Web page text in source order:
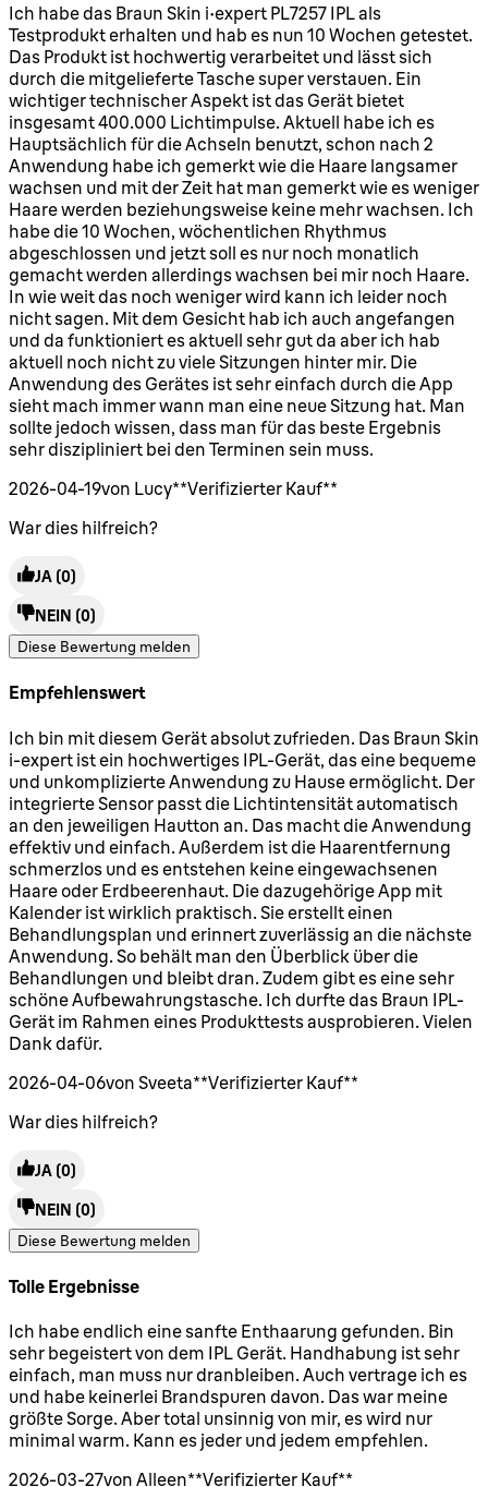
4 Sterne von maximal 5
Ich habe das Braun Skin i·expert PL7257 IPL als
Testprodukt erhalten und hab es nun 10 Wochen getestet.
Das Produkt ist hochwertig verarbeitet und lässt sich
durch die mitgelieferte Tasche super verstauen. Ein
wichtiger technischer Aspekt ist das Gerät bietet
insgesamt 400.000 Lichtimpulse. Aktuell habe ich es
Hauptsächlich für die Achseln benutzt, schon nach 2
Anwendung habe ich gemerkt wie die Haare langsamer
wachsen und mit der Zeit hat man gemerkt wie es weniger
Haare werden beziehungsweise keine mehr wachsen. Ich
habe die 10 Wochen, wöchentlichen Rhythmus
abgeschlossen und jetzt soll es nur noch monatlich
gemacht werden allerdings wachsen bei mir noch Haare.
In wie weit das noch weniger wird kann ich leider noch
nicht sagen. Mit dem Gesicht hab ich auch angefangen
und da funktioniert es aktuell sehr gut da aber ich hab
aktuell noch nicht zu viele Sitzungen hinter mir. Die
Anwendung des Gerätes ist sehr einfach durch die App
sieht mach immer wann man eine neue Sitzung hat. Man
sollte jedoch wissen, dass man für das beste Ergebnis
sehr diszipliniert bei den Terminen sein muss.
2026-04-19von Lucy**Verifizierter Kauf**
War dies hilfreich?
JA (0)
NEIN (0)
Diese Bewertung melden
Empfehlenswert
5 Sterne von maximal 5
Ich bin mit diesem Gerät absolut zufrieden. Das Braun Skin
i-expert ist ein hochwertiges IPL-Gerät, das eine bequeme
und unkomplizierte Anwendung zu Hause ermöglicht. Der
integrierte Sensor passt die Lichtintensität automatisch
an den jeweiligen Hautton an. Das macht die Anwendung
effektiv und einfach. Außerdem ist die Haarentfernung
schmerzlos und es entstehen keine eingewachsenen
Haare oder Erdbeerenhaut. Die dazugehörige App mit
Kalender ist wirklich praktisch. Sie erstellt einen
Behandlungsplan und erinnert zuverlässig an die nächste
Anwendung. So behält man den Überblick über die
Behandlungen und bleibt dran. Zudem gibt es eine sehr
schöne Aufbewahrungstasche. Ich durfte das Braun IPL-
Gerät im Rahmen eines Produkttests ausprobieren. Vielen
Dank dafür.
2026-04-06von Sveeta**Verifizierter Kauf**
War dies hilfreich?
JA (0)
NEIN (0)
Diese Bewertung melden
Tolle Ergebnisse
5 Sterne von maximal 5
Ich habe endlich eine sanfte Enthaarung gefunden. Bin
sehr begeistert von dem IPL Gerät. Handhabung ist sehr
einfach, man muss nur dranbleiben. Auch vertrage ich es
und habe keinerlei Brandspuren davon. Das war meine
größte Sorge. Aber total unsinnig von mir, es wird nur
minimal warm. Kann es jeder und jedem empfehlen.
2026-03-27von Alleen**Verifizierter Kauf**